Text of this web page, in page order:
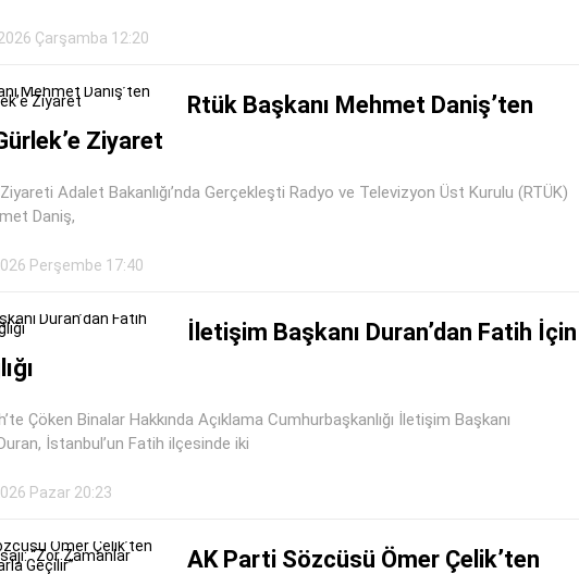
Çarşamba 12:20
Rtük Başkanı Mehmet Daniş’ten
Ziyaret
Ziyareti Adalet Bakanlığı’nda Gerçekleşti Radyo ve Televizyon Üst Kurulu (RTÜK)
Daniş,
Perşembe 17:40
İletişim Başkanı Duran’dan Fatih İçin
Çöken Binalar Hakkında Açıklama Cumhurbaşkanlığı İletişim Başkanı
İstanbul’un Fatih ilçesinde iki
Pazar 20:23
AK Parti Sözcüsü Ömer Çelik’ten